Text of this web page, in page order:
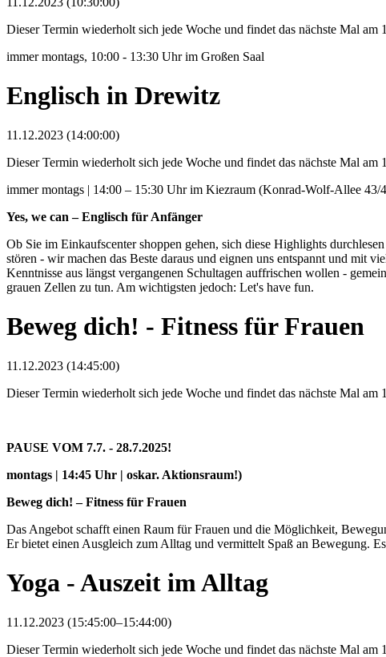
Dieser Termin wiederholt sich jede Woche und findet das nächste Mal am
immer montags, 10:00 - 13:30 Uhr im Großen Saal
Englisch in Drewitz
11.12.2023 (14:00:00)
Dieser Termin wiederholt sich jede Woche und findet das nächste Mal am
immer montags | 14:00 – 15:30 Uhr im Kiezraum (Konrad-Wolf-Allee 43/
Yes, we can – Englisch für Anfänger
Ob Sie im Einkaufscenter shoppen gehen, sich diese Highlights
stören - wir machen das Beste daraus und eignen uns entspannt und mit
Kenntnisse aus längst vergangenen Schultagen auffrischen wollen -
grauen Zellen zu tun. Am wichtigsten jedoch: Let's have fun.
Beweg dich! - Fitness für Frauen
11.12.2023 (14:45:00)
Dieser Termin wiederholt sich jede Woche und findet das nächste Mal am
PAUSE VOM 7.7. - 28.7.2025!
montags | 14:45 Uhr | oskar. Aktionsraum!)
Beweg dich! – Fitness für Frauen
Das Angebot schafft einen Raum für Frauen und die Möglichkeit,
Er bietet einen Ausgleich zum Alltag und vermittelt Spaß an Bewegung.
Yoga - Auszeit im Alltag
11.12.2023 (15:45:00–15:44:00)
Dieser Termin wiederholt sich jede Woche und findet das nächste Mal am